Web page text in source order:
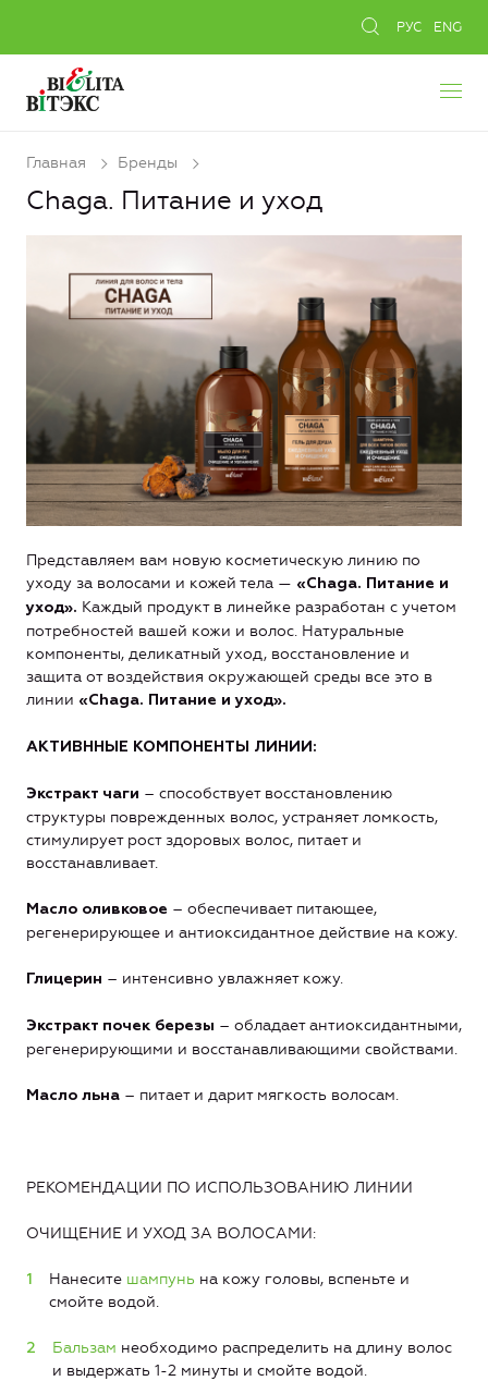
РУС ENG
Главная Бренды
Chaga. Питание и уход
Представляем вам новую косметическую линию по
уходу за волосами и кожей тела — «Chaga. Питание и
уход». Каждый продукт в линейке разработан с учетом
потребностей вашей кожи и волос. Натуральные
компоненты, деликатный уход, восстановление и
защита от воздействия окружающей среды все это в
линии «Chaga. Питание и уход».
АКТИВННЫЕ КОМПОНЕНТЫ ЛИНИИ:
Экстракт чаги – способствует восстановлению
структуры поврежденных волос, устраняет ломкость,
стимулирует рост здоровых волос, питает и
восстанавливает.
Масло оливковое – обеспечивает питающее,
регенерирующее и антиоксидантное действие на кожу.
Глицерин – интенсивно увлажняет кожу.
Экстракт почек березы – обладает антиоксидантными,
регенерирующими и восстанавливающими свойствами.
Масло льна – питает и дарит мягкость волосам.
РЕКОМЕНДАЦИИ ПО ИСПОЛЬЗОВАНИЮ ЛИНИИ
ОЧИЩЕНИЕ И УХОД ЗА ВОЛОСАМИ:
Нанесите шампунь на кожу головы, вспеньте и
смойте водой.
Бальзам необходимо распределить на длину волос
и выдержать 1-2 минуты и смойте водой.